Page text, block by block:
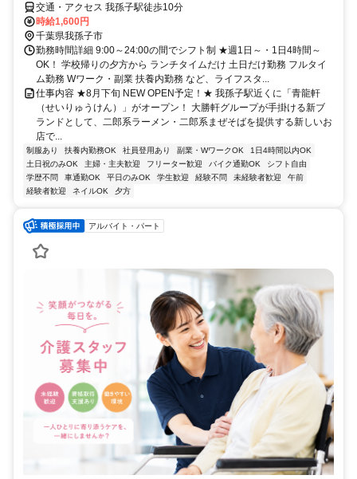
交通・アクセス 我孫子駅徒歩10分
時給1,600円
千葉県我孫子市
勤務時間詳細 9:00～24:00の間でシフト制 ★週1日～・1日4時間～
OK！ 学校帰りの夕方から ランチタイムだけ 土日だけ勤務 フルタイ
ム勤務 Wワーク・副業 扶養内勤務 など、ライフスタ...
仕事内容 ★8月下旬 NEW OPEN予定！★ 我孫子駅近くに「青龍軒
（せいりゅうけん）」がオープン！ 大勝軒グループが手掛ける新ブ
ランドとして、二郎系ラーメン・二郎系まぜそばを提供する新しいお
店で...
制服あり 扶養内勤務OK 社員登用あり 副業・WワークOK
1日4時間以内OK
土日祝のみOK
主婦・主夫歓迎 フリーター歓迎 バイク通勤OK
シフト自由
学歴不問
車通勤OK 平日のみOK 学生歓迎 経験不問 未経験者歓迎
午前
経験者歓迎
ネイルOK 夕方
アルバイト・パート